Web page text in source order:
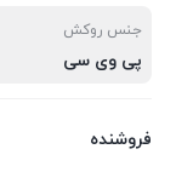
جنس روکش
پی وی سی
فروشنده